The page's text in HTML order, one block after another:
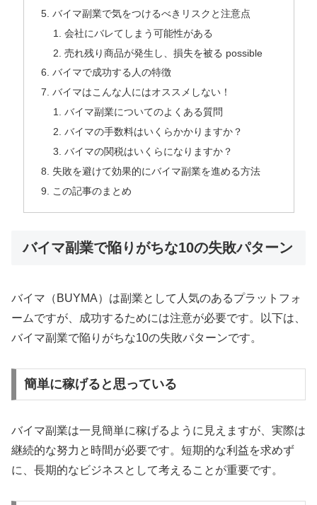
バイマ副業で気をつけるべきリスクと注意点
会社にバレてしまう可能性がある
売れ残り商品が発生し、損失を被る possible
バイマで成功する人の特徴
バイマはこんな人にはオススメしない！
バイマ副業についてのよくある質問
バイマの手数料はいくらかかりますか？
バイマの関税はいくらになりますか？
失敗を避けて効果的にバイマ副業を進める方法
この記事のまとめ
バイマ副業で陥りがちな10の失敗パターン
バイマ（BUYMA）は副業として人気のあるプラットフォ
ームですが、成功するためには注意が必要です。以下は、
バイマ副業で陥りがちな10の失敗パターンです。
簡単に稼げると思っている
バイマ副業は一見簡単に稼げるように見えますが、実際は
継続的な努力と時間が必要です。短期的な利益を求めず
に、長期的なビジネスとして考えることが重要です。